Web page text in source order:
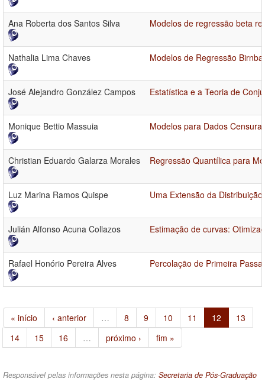
Ana Roberta dos Santos Silva Modelos de regressão beta
Nathalia Lima Chaves Modelos de Regressão
José Alejandro González Campos Estatística e a Teoria de
Monique Bettio Massuia Modelos para Dados
Christian Eduardo Galarza Morales Regressão Quantílica para
Luz Marina Ramos Quispe Uma Extensão da
Julián Alfonso Acuna Collazos Estimação de curvas:
Rafael Honório Pereira Alves Percolação de Primeira
« início ‹ anterior … 8 9 10 11 12
13
14
15 16 … próximo › fim »
Responsável pelas informações nesta página: Secretaria de Pós-Graduação